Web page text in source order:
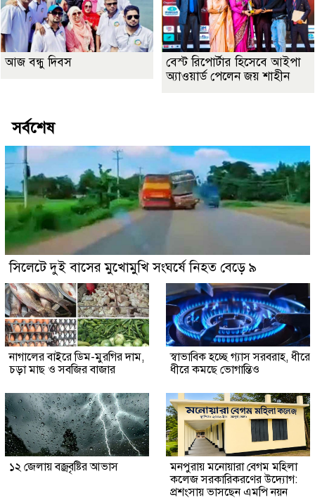
আজ বন্ধু দিবস
বেস্ট রিপোর্টার হিসেবে আইপা
অ্যাওয়ার্ড পেলেন জয় শাহীন
সর্বশেষ
সিলেটে দুই বাসের মুখোমুখি সংঘর্ষে নিহত বেড়ে ৯
নাগালের বাইরে ডিম-মুরগির দাম,
চড়া মাছ ও সবজির বাজার
স্বাভাবিক হচ্ছে গ্যাস সরবরাহ, ধীরে
ধীরে কমছে ভোগান্তিও
১২ জেলায় বজ্রবৃষ্টির আভাস
মনপুরায় মনোয়ারা বেগম মহিলা
কলেজ সরকারিকরণের উদ্যোগ:
প্রশংসায় ভাসছেন এমপি নয়ন